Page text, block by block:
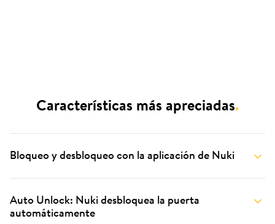
Características más apreciadas.
Bloqueo y desbloqueo con la aplicación de Nuki
Auto Unlock: Nuki desbloquea la puerta
automáticamente